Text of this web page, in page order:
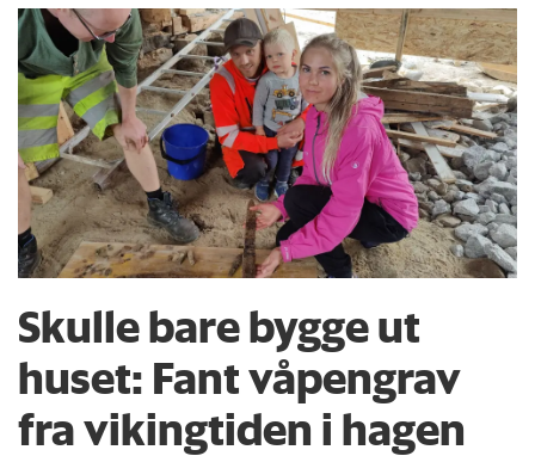
Skulle bare bygge ut
huset: Fant våpengrav
fra vikingtiden i hagen